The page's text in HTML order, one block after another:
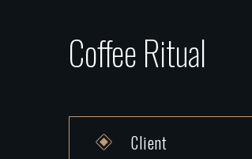
Coffee Ritual
Client